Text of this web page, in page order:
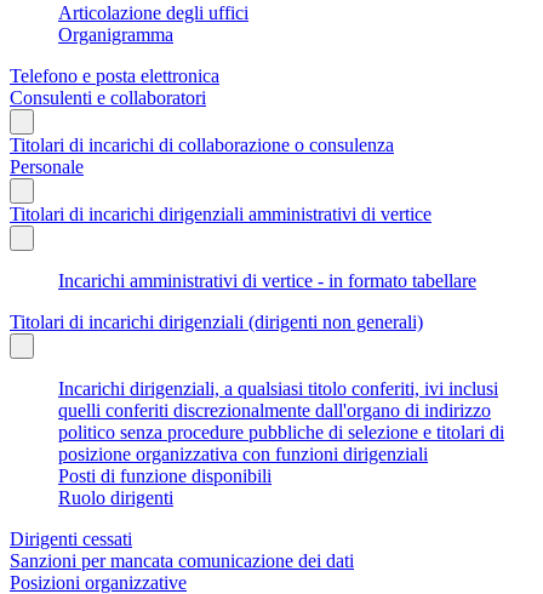
Articolazione degli uffici
Organigramma
Telefono e posta elettronica
Consulenti e collaboratori
Titolari di incarichi di collaborazione o consulenza
Personale
Titolari di incarichi dirigenziali amministrativi di vertice
Incarichi amministrativi di vertice - in formato tabellare
Titolari di incarichi dirigenziali (dirigenti non generali)
Incarichi dirigenziali, a qualsiasi titolo conferiti, ivi inclusi
quelli conferiti discrezionalmente dall'organo di indirizzo
politico senza procedure pubbliche di selezione e titolari di
posizione organizzativa con funzioni dirigenziali
Posti di funzione disponibili
Ruolo dirigenti
Dirigenti cessati
Sanzioni per mancata comunicazione dei dati
Posizioni organizzative